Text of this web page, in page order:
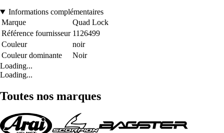
Informations complémentaires
Marque
Quad Lock
Référence fournisseur 1126499
Couleur
noir
Couleur dominante
Noir
Loading...
Loading...
Toutes nos marques